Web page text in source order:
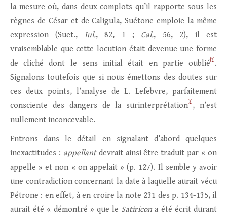
la mesure où, dans deux complots qu’il rapporte sous les
règnes de César et de Caligula, Suétone emploie la même
expression (Suet., Iul., 82, 1 ; Cal.,
56, 2), il est
vraisemblable que cette locution était devenue une forme
de cliché dont le sens initial était en partie oublié[7].
Signalons toutefois que si nous émettons des doutes sur
ces deux points, l’analyse de L. Lefebvre, parfaitement
consciente des dangers de la surinterprétation[8], n’est
nullement inconcevable.
Entrons dans le détail en signalant d’abord quelques
inexactitudes : appellantdevrait ainsi être traduit par « on
appelle » et non « on appelait » (p. 127). Il semble y avoir
une contradiction concernant la date à laquelle aurait vécu
Pétrone : en effet, à en croire la note 231 des p. 134-135, il
aurait été « démontré » que le Satiricon a été écrit durant